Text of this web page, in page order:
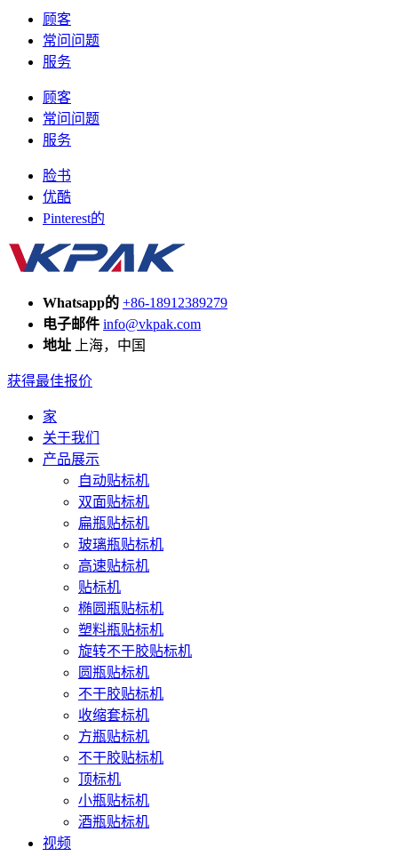
顾客
常问问题
服务
顾客
常问问题
服务
脸书
优酷
Pinterest的
Whatsapp的 +86-18912389279
电子邮件 info@vkpak.com
地址 上海，中国
获得最佳报价
家
关于我们
产品展示
自动贴标机
双面贴标机
扁瓶贴标机
玻璃瓶贴标机
高速贴标机
贴标机
椭圆瓶贴标机
塑料瓶贴标机
旋转不干胶贴标机
圆瓶贴标机
不干胶贴标机
收缩套标机
方瓶贴标机
不干胶贴标机
顶标机
小瓶贴标机
酒瓶贴标机
视频